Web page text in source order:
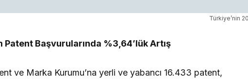
Türkiye’nin
Patent Başvurularında %3,64’lük Artış
ve Marka Kurumu’na yerli ve yabancı 16.433 patent,